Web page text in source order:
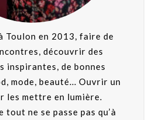
Toulon en 2013, faire de
découvrir des
inspirantes, de bonnes
mode, beauté... Ouvrir un
les mettre en lumière.
tout ne se passe pas qu’à